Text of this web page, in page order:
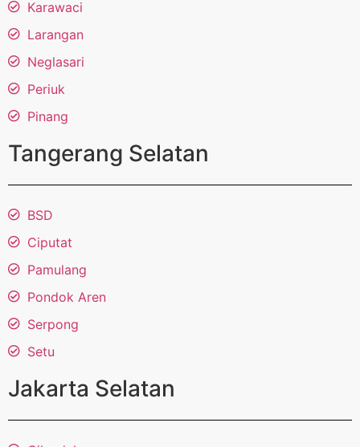
Karawaci
Larangan
Neglasari
Periuk
Pinang
Tangerang Selatan
BSD
Ciputat
Pamulang
Pondok Aren
Serpong
Setu
Jakarta Selatan